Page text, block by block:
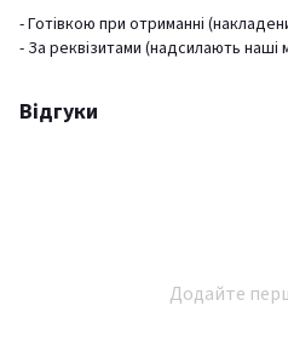
- Готівкою при отриманні
- За реквізитами (надсилають
Відгуки
Додайте